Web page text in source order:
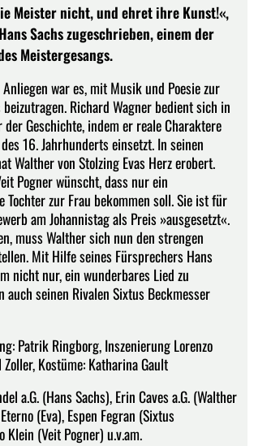
Meister nicht, und ehret ihre Kunst!«,
Sachs zugeschrieben, einem der
Meistergesangs.
war es, mit Musik und Poesie zur
Richard Wagner bedient sich in
Geschichte, indem er reale Charaktere
16. Jahrhunderts einsetzt. In seinen
Walther von Stolzing Evas Herz erobert.
Pogner wünscht, dass nur ein
Tochter zur Frau bekommen soll. Sie ist für
am Johannistag als Preis »ausgesetzt«.
muss Walther sich nun den strengen
Mit Hilfe seines Fürsprechers Hans
nicht nur, ein wunderbares Lied zu
auch seinen Rivalen Sixtus Beckmesser
Patrik Ringborg, Inszenierung Lorenzo
Kostüme: Katharina Gault
a.G. (Hans Sachs), Erin Caves a.G. (Walther
(Eva), Espen Fegran (Sixtus
Klein (Veit Pogner) u.v.am.